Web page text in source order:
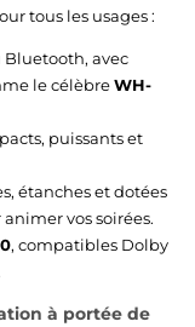
tous les usages :
Bluetooth, avec
le célèbreWH-
puissants et
étanches et dotées
vos soirées.
, compatibles Dolby
à portée de